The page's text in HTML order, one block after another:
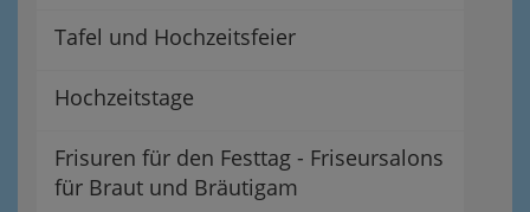
Tafel und Hochzeitsfeier
Hochzeitstage
Frisuren für den Festtag - Friseursalons
für Braut und Bräutigam